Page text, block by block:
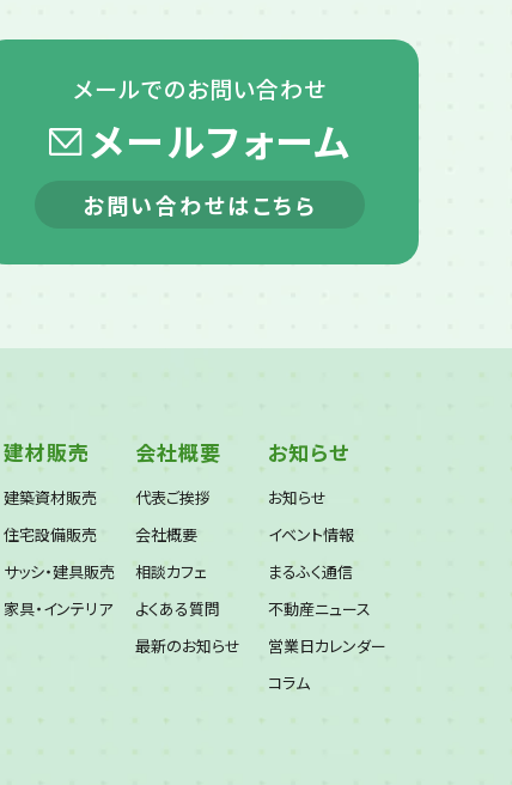
メールでのお問い合わせ
メールフォーム
お問い合わせはこちら
建材販売
建築資材販売
住宅設備販売
サッシ・建具販売
家具・インテリア
会社概要
代表ご挨拶
会社概要
相談カフェ
よくある質問
最新のお知らせ
お知らせ
お知らせ
イベント情報
まるふく通信
不動産ニュース
営業日カレンダー
コラム